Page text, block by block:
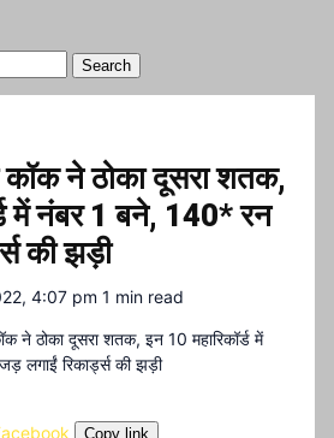
Search
ने ठोका दूसरा शतक,
में नंबर 1 बने, 140* रन
की झड़ी
4:07 pm 1 min read
Copy link